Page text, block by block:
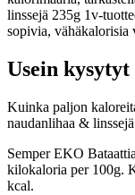
linssejä 235g 1v-
sopivia, vähäkalorisia
Usein
Kuinka paljon
naudanlihaa &
Semper EKO
kilokaloria per 100g.
kcal.